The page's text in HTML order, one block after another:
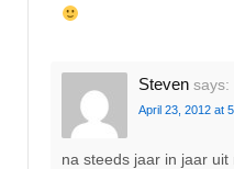
Steven says:
April 23, 2012 at
na steeds jaar in jaar